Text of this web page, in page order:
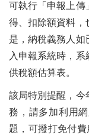
可執行「申報上傳
得、扣除額資料，
是，納稅義務人如
入申報系統時，
供稅額估算表。
該局特別提醒，今
務，請多加利用
題，可撥打免付費